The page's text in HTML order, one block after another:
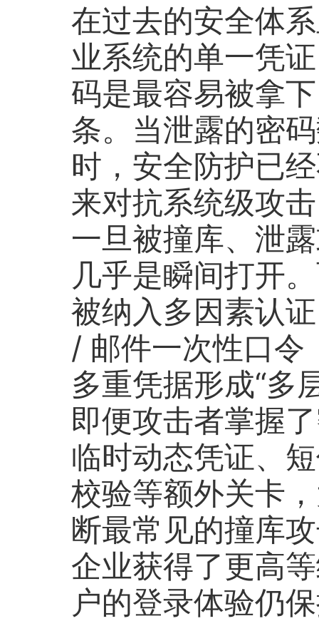
在过去的安全体
业系统的单一凭
码是最容易被拿
条。当泄露的密
时，安全防护已
来对抗系统级攻
一旦被撞库、泄
几乎是瞬间打开
被纳入多因素认
/ 邮件一次性口令
多重凭据形成“多
即便攻击者掌握
临时动态凭证、
校验等额外关卡
断最常见的撞库
企业获得了更高
户的登录体验仍